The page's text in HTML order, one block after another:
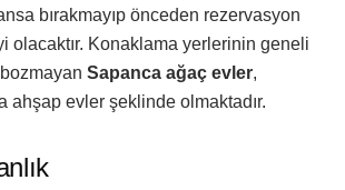
bırakmayıp önceden rezervasyon
olacaktır. Konaklama yerlerinin geneli
Sapanca ağaç evler,
ahşap evler şeklinde olmaktadır.